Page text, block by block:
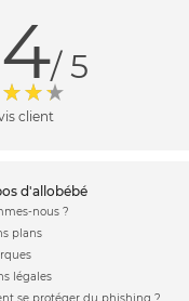
/ 5
client
d'allobébé
nous ?
plans
légales